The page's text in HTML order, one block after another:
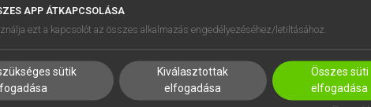
SÚGÓ
RÓLUNK
SÜTI BEÁLLÍTÁSOK
APP ÁTKAPCSOLÁSA
ezt a kapcsolót az összes alkalmazás engedélyezéséhez/letiltásához.
sütik
Kiválasztottak
elfogadása
Összes süti
elfogadása